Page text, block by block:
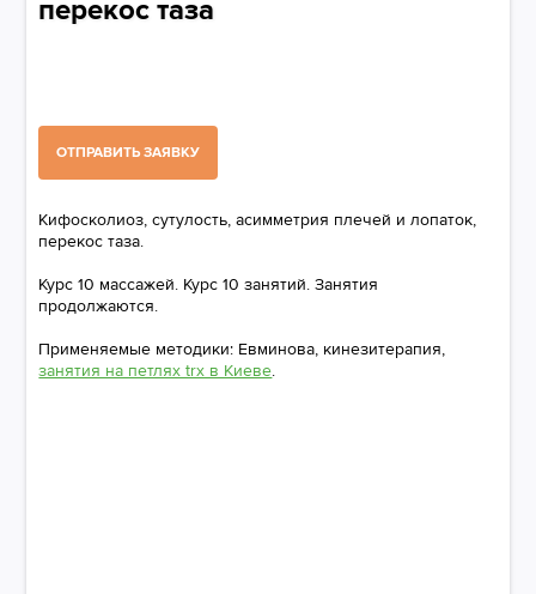
перекос таза
ОТПРАВИТЬ ЗАЯВКУ
Кифосколиоз, сутулость, асимметрия плечей и лопаток,
перекос таза.
Курс 10 массажей. Курс 10 занятий. Занятия
продолжаются.
Применяемые методики: Евминова, кинезитерапия,
занятия на петлях trx в Киеве.